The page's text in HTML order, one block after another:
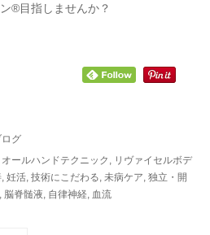
®目指しませんか？
ログ
オールハンドテクニック
リヴァイセルボデ
妊活 技術にこだわる 未病ケア 独立・開
脳脊髄液 自律神経 血流